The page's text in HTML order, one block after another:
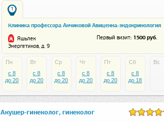
1
Клиника профессора Анчиковой Авиценна-эндокринология
на Энергетиков
Яшьлек
Энергетиков, д. 9
Первый визит: 1500 руб.
Пн
c 8
до 20
Вт
c 8
до 20
Ср
c 8
до 20
Чт
c 8
до 20
Пт
c 8
до 20
Сб
c 8
до 18
Вс
Акушер-гинеколог, гинеколог